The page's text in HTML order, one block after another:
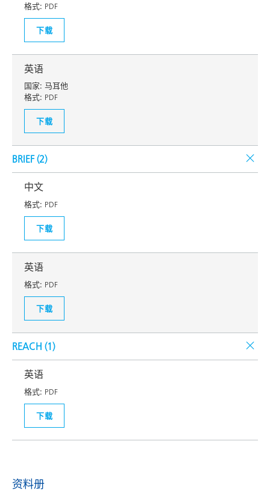
格式: PDF
下载
英语
国家: 马耳他
格式: PDF
下载
BRIEF (2)
中文
格式: PDF
下载
英语
格式: PDF
下载
REACH (1)
英语
格式: PDF
下载
资料册